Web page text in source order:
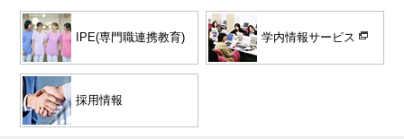
IPE(専門職連携教育) 学内情報サービス
採用情報